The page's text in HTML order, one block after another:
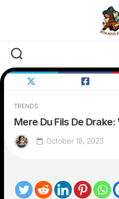
TRENDS
Mere Du Fils De Drake:
October 18, 2023